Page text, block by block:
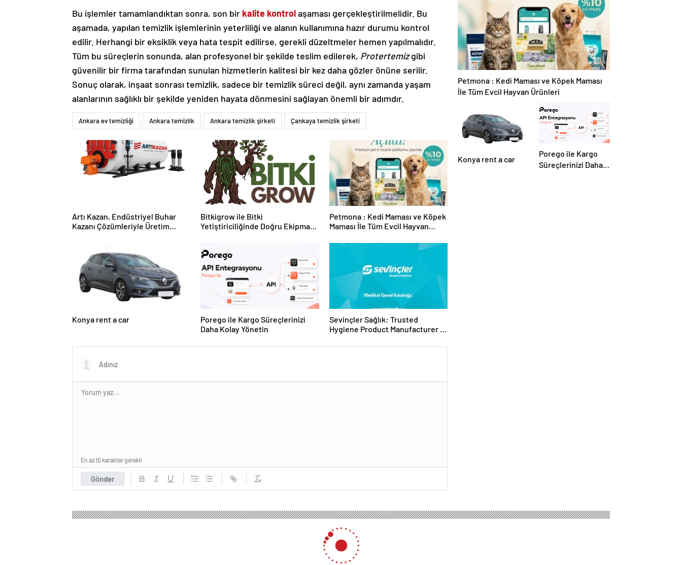
Bu işlemler tamamlandıktan sonra, son bir kalite kontrolaşaması gerçekleştirilmelidir. Bu
aşamada, yapılan temizlik işlemlerinin yeterliliği ve alanın kullanımına hazır durumu kontrol
edilir. Herhangi bir eksiklik veya hata tespit edilirse, gerekli düzeltmeler hemen yapılmalıdır.
Tüm bu süreçlerin sonunda, alan profesyonel bir şekilde teslim edilerek, Protertemizgibi
güvenilir bir firma tarafından sunulan hizmetlerin kalitesi bir kez daha gözler önüne serilir.
Sonuç olarak, inşaat sonrası temizlik, sadece bir temizlik süreci değil, aynı zamanda yaşam
alanlarının sağlıklı bir şekilde yeniden hayata dönmesini sağlayan önemli bir adımdır.
Ankara ev temizliği Ankara temizlik Ankara temizlik şirketi Çankaya temizlik şirketi
Artı Kazan, Endüstriyel Buhar
Kazanı Çözümleriyle Üretim
Bitkigrow ile Bitki
Yetiştiriciliğinde Doğru Ekipman
Petmona : Kedi Maması ve Köpek
Maması İle Tüm Evcil Hayvan
Konya rent a car
Porego ile Kargo Süreçlerinizi
Daha Kolay Yönetin
Sevinçler Sağlık: Trusted
Hygiene Product Manufacturer in
Gönder
En az 10 karakter gerekli
Üretim Tesislerine
Verimli Sistemler
Sunuyor
Petmona : Kedi Maması ve Köpek Maması
İle Tüm Evcil Hayvan Ürünleri
Konya rent a car
Porego ile Kargo
Süreçlerinizi Daha